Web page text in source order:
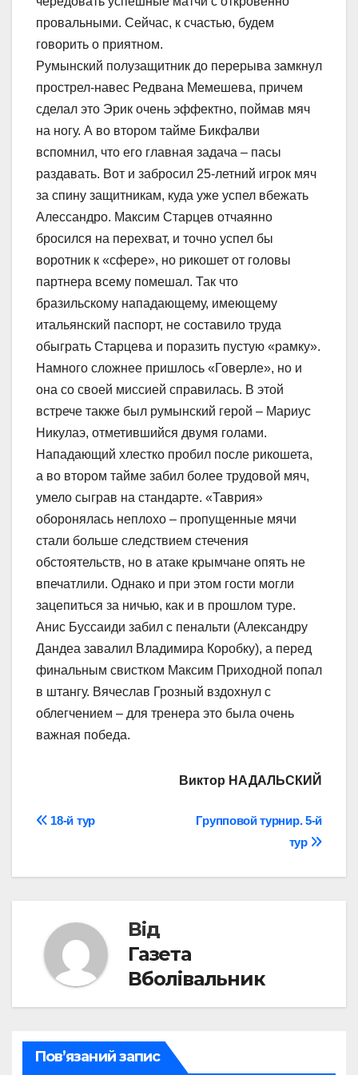
провальными. Сейчас, к счастью, будем
говорить о приятном.
Румынский полузащитник до перерыва замкнул
прострел-навес Редвана Мемешева, причем
сделал это Эрик очень эффектно, поймав мяч
на ногу. А во втором тайме Бикфалви
вспомнил, что его главная задача – пасы
раздавать. Вот и забросил 25-летний игрок мяч
за спину защитникам, куда уже успел вбежать
Алессандро. Максим Старцев отчаянно
бросился на перехват, и точно успел бы
воротник к «сфере», но рикошет от головы
партнера всему помешал. Так что
бразильскому нападающему, имеющему
итальянский паспорт, не составило труда
обыграть Старцева и поразить пустую «рамку».
Намного сложнее пришлось «Говерле», но и
она со своей миссией справилась. В этой
встрече также был румынский герой – Мариус
Никулаэ, отметившийся двумя голами.
Нападающий хлестко пробил после рикошета,
а во втором тайме забил более трудовой мяч,
умело сыграв на стандарте. «Таврия»
оборонялась неплохо – пропущенные мячи
стали больше следствием стечения
обстоятельств, но в атаке крымчане опять не
впечатлили. Однако и при этом гости могли
зацепиться за ничью, как и в прошлом туре.
Анис Буссаиди забил с пенальти (Александру
Дандеа завалил Владимира Коробку), а перед
финальным свистком Максим Приходной попал
в штангу. Вячеслав Грозный вздохнул с
облегчением – для тренера это была очень
важная победа.
Виктор НАДАЛЬСКИЙ
Навігація
Групповой турнир. 5-й
тур
18-й тур
Від
Газета
Вболівальник
Пов’язаний запис